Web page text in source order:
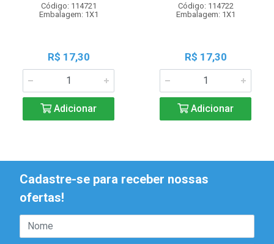
Código: 114721
Embalagem: 1X1
R$ 17,30
Adicionar
Código: 114722
Embalagem: 1X1
R$ 17,30
Adicionar
Cadastre-se para receber nossas
ofertas!